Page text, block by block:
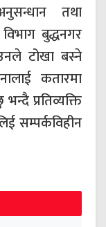
तथा
बुद्धनगर
टोखा बस्ने
कतारमा
प्रतिव्यक्ति
सम्पर्कविहीन